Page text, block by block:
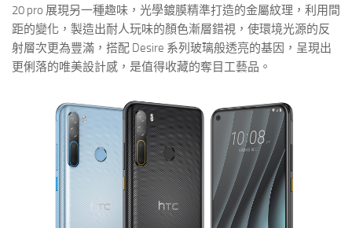
20 pro 展現另一種趣味，光學鍍膜精準打造的金屬紋理，利用間
距的變化，製造出耐人玩味的顏色漸層錯視，使環境光源的反
射層次更為豐滿，搭配 Desire 系列玻璃般透亮的基因，呈現出
更俐落的唯美設計感，是值得收藏的奪目工藝品。